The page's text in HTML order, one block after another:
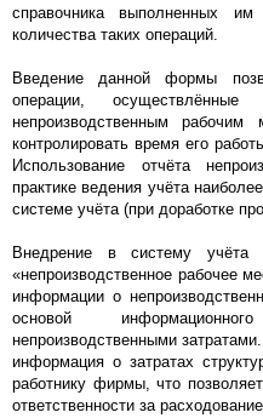
справочника выполненных
количества таких операций.
Введение данной формы
операции,
непроизводственным рабочим
контролировать время его
Использование отчёта
практике ведения учёта
системе учёта (при доработке
Внедрение в систему учёта
«непроизводственное рабочее
информации о
основой
непроизводственными
информация о затратах
работнику фирмы, что
ответственности за